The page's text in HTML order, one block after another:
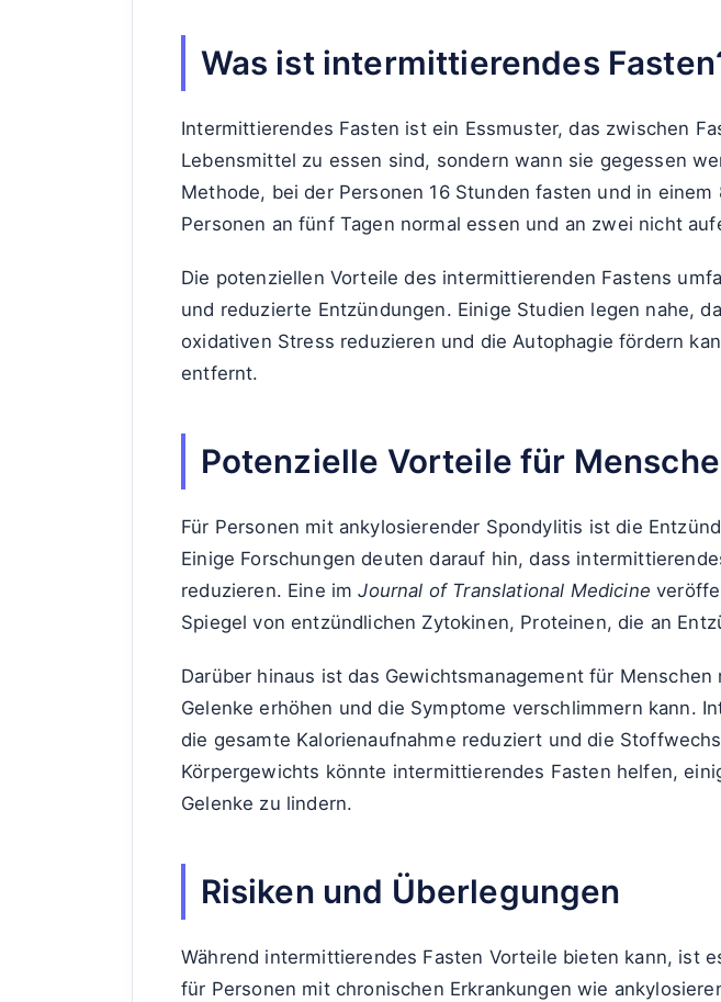
Was ist intermittierendes
Intermittierendes Fasten ist ein Essmuster, das zwischen
Lebensmittel zu essen sind, sondern wann sie gegessen
Methode, bei der Personen 16 Stunden fasten und in
Personen an fünf Tagen normal essen und an zwei nicht
Die potenziellen Vorteile des intermittierenden Fastens
und reduzierte Entzündungen. Einige Studien legen nahe,
oxidativen Stress reduzieren und die Autophagie fördern
entfernt.
Potenzielle Vorteile für
Für Personen mit ankylosierender Spondylitis ist die
Einige Forschungen deuten darauf hin, dass
reduzieren. Eine imJournal of Translational Medicine
Spiegel von entzündlichen Zytokinen, Proteinen, die an
Darüber hinaus ist das Gewichtsmanagement für
Gelenke erhöhen und die Symptome verschlimmern kann.
die gesamte Kalorienaufnahme reduziert und die
Körpergewichts könnte intermittierendes Fasten helfen,
Gelenke zu lindern.
Risiken und Überlegungen
Während intermittierendes Fasten Vorteile bieten kann, ist
für Personen mit chronischen Erkrankungen wie